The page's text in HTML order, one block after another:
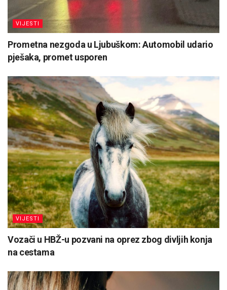
VIJESTI
Prometna nezgoda u Ljubuškom: Automobil udario
pješaka, promet usporen
VIJESTI
Vozači u HBŽ-u pozvani na oprez zbog divljih konja
na cestama